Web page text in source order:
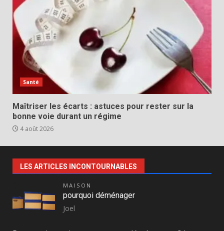
Santé
Maîtriser les écarts : astuces pour rester sur la
bonne voie durant un régime
4 août 2026
LES ARTICLES INCONTOURNABLES
MAISON
pourquoi déménager
Joel